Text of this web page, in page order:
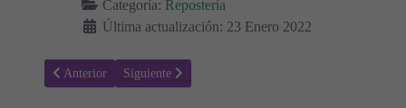
Categoría: Repostería
Última actualización: 23 Enero 2022
Artículo anterior: Mug Cake de crema de cacahuete keto
Anterior Artículo siguiente: Mug Cake de chocolate sin harinas
Siguiente